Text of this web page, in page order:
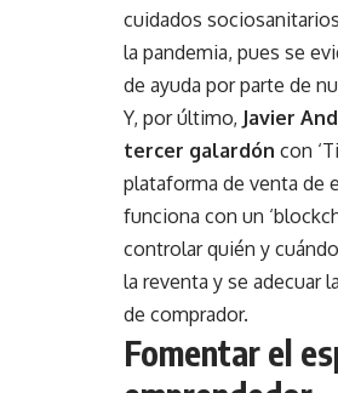
cuidados
la pandemia, pues se
de ayuda por parte de
Y, por último, Javier
tercer galardón con
plataforma de venta de
funciona con un
controlar quién y
la reventa y se adecuar
de comprador.
Fomentar el